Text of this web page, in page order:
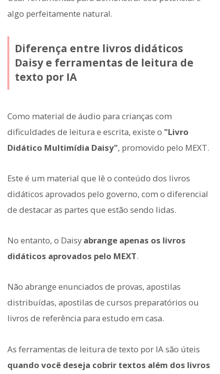
algo perfeitamente natural.
Diferença entre livros didáticos
Daisy e ferramentas de leitura de
texto por IA
Como material de áudio para crianças com
dificuldades de leitura e escrita, existe o "Livro
Didático Multimídia Daisy", promovido pelo MEXT.
Este é um material que lê o conteúdo dos livros
didáticos aprovados pelo governo, com o diferencial
de destacar as partes que estão sendo lidas.
No entanto, o Daisy abrange apenas os livros
didáticos aprovados pelo MEXT.
Não abrange enunciados de provas, apostilas
distribuídas, apostilas de cursos preparatórios ou
livros de referência para estudo em casa.
As ferramentas de leitura de texto por IA são úteis
quando você deseja cobrir textos além dos livros